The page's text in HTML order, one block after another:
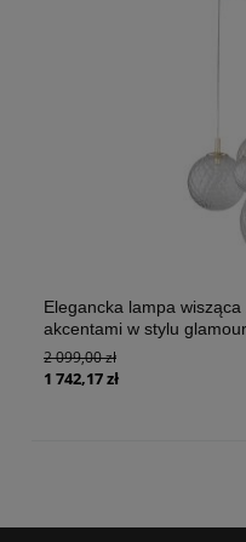
Elegancka lampa
akcentami w stylu
2 099,00 zł
1 742,17 zł